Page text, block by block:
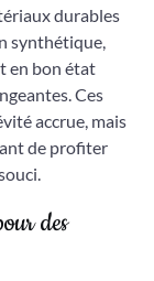
durables
synthétique,
en bon état
Ces
accrue, mais
de profiter
des